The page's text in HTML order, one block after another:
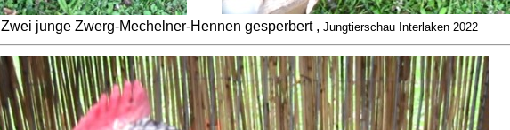
Zwei junge Zwerg-Mechelner-Hennen gesperbert , Jungtierschau Interlaken 2022